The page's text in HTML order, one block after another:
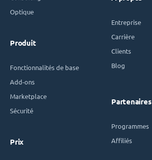
Optique
Produit
Fonctionnalités de base
Add-ons
Marketplace
Sécurité
Prix
Entreprise
Carrière
Clients
Blog
Partenaires
Programmes
Affiliés